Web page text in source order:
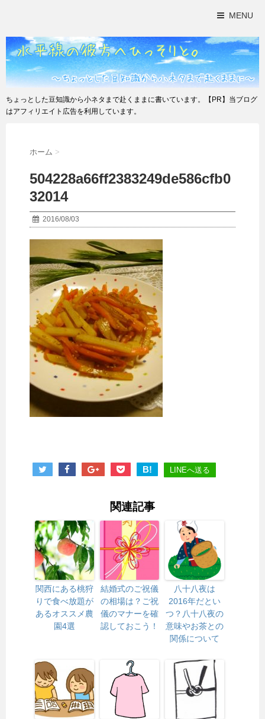
MENU
ちょっとした豆知識から小ネタまで赴くままに書いています。【PR】当ブログ
はアフィリエイト広告を利用しています。
ホーム >
504228a66ff2383249de586cfb0
32014
2016/08/03
B! LINEへ送る
関連記事
関西にある桃狩
りで食べ放題が
あるオススメ農
園4選
結婚式のご祝儀
の相場は？ご祝
儀のマナーを確
認しておこう！
八十八夜は
2016年だとい
つ？八十八夜の
意味やお茶との
関係について